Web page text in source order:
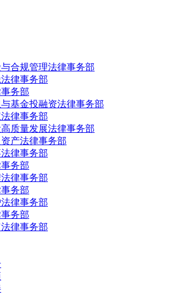
合规管理法律事务部
律事务部
务部
基金投融资法律事务部
律事务部
质量发展法律事务部
产法律事务部
律事务部
务部
律事务部
务部
律事务部
务部
律事务部